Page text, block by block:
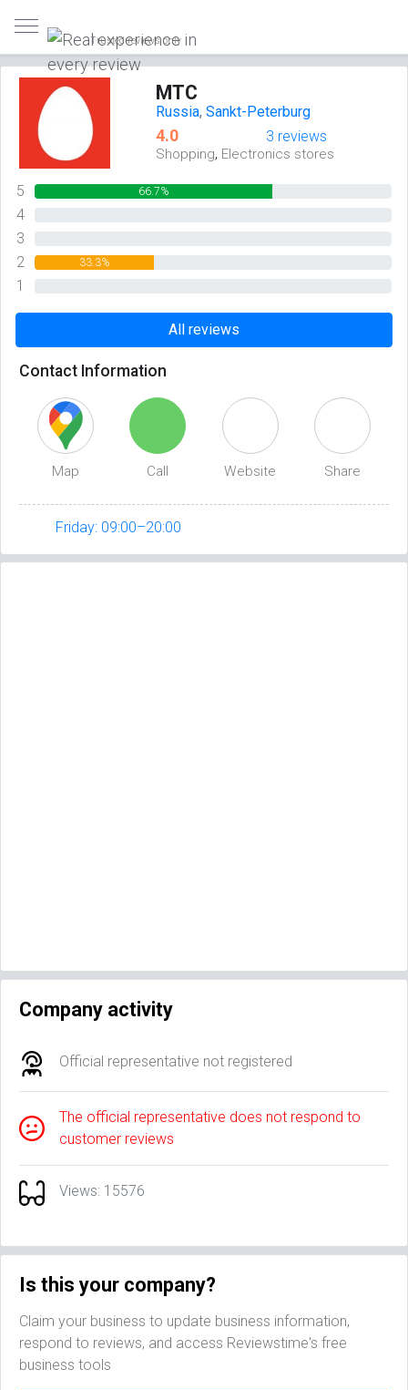
Trusted reviews only
МТС
Russia, Sankt-Peterburg
4.0 3 reviews
Shopping, Electronics stores
5 66.7%
4
3
2 33.3%
1
All reviews
Contact Information
Map Call Website Share
Friday: 09:00–20:00
Company activity
Official representative not registered
The official representative does not respond to
customer reviews
Views: 15576
Is this your company?
Claim your business to update business information,
respond to reviews, and access Reviewstime's free
business tools